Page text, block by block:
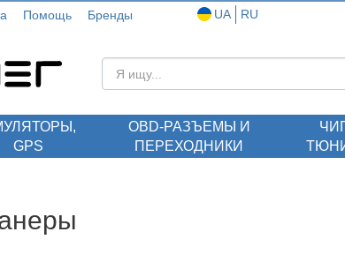
Помощь Бренды RU
UA
GPS
ОBD-РАЗЪЕМЫ И
ПЕРЕХОДНИКИ